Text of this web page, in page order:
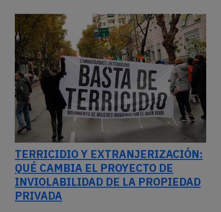
TERRICIDIO Y EXTRANJERIZACIÓN:
QUÉ CAMBIA EL PROYECTO DE
INVIOLABILIDAD DE LA PROPIEDAD
PRIVADA